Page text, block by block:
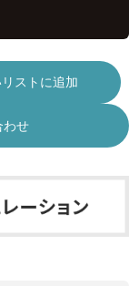
ストに追加
わせ